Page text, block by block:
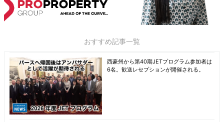
おすすめ記事一覧
西豪州から第40期JETプログラム参加者は
6名。歓送レセプションが開催される。